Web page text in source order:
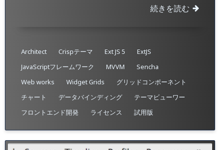
続きを読む
Architect Crispテーマ Ext JS 5
ExtJS
JavaScriptフレームワーク
MVVM
Sencha
Web works
Widget Grids
グリッドコンポーネント
チャート
データバインディング
テーマビューワー
フロントエンド開発
ライセンス 試用版